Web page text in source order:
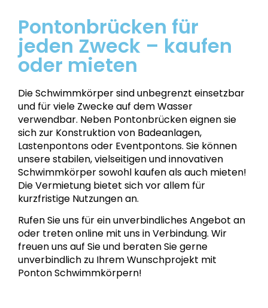
Pontonbrücken für
jeden Zweck – kaufen
oder mieten
Die Schwimmkörper sind unbegrenzt einsetzbar
und für viele Zwecke auf dem Wasser
verwendbar. Neben Pontonbrücken eignen sie
sich zur Konstruktion von Badeanlagen,
Lastenpontons oder Eventpontons. Sie können
unsere stabilen, vielseitigen und innovativen
Schwimmkörper sowohl kaufen als auch mieten!
Die Vermietung bietet sich vor allem für
kurzfristige Nutzungen an.
Rufen Sie uns für ein unverbindliches Angebot an
oder treten online mit uns in Verbindung. Wir
freuen uns auf Sie und beraten Sie gerne
unverbindlich zu Ihrem Wunschprojekt mit
Ponton Schwimmkörpern!